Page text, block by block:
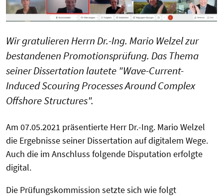
Wir gratulieren Herrn Dr.-Ing. Mario Welzel zur
bestandenen Promotionsprüfung. Das Thema
seiner Dissertation lautete "Wave-Current-
Induced Scouring Processes Around Complex
Offshore Structures".
Am 07.05.2021 präsentierte Herr Dr.-Ing. Mario Welzel
die Ergebnisse seiner Dissertation auf digitalem Wege.
Auch die im Anschluss folgende Disputation erfolgte
digital.
Die Prüfungskommission setzte sich wie folgt